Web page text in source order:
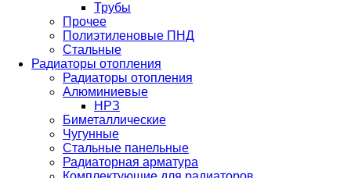
Трубы
Прочее
Полиэтиленовые ПНД
Стальные
Радиаторы отопления
Радиаторы отопления
Алюминиевые
НРЗ
Биметаллические
Чугунные
Стальные панельные
Радиаторная арматура